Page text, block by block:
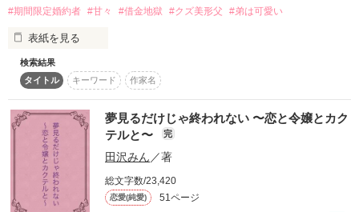
そんな時
偶然立ち寄ったBARで出会ったのは
とんでもない人だった
#期間限定婚約者 #甘々 #借金地獄 #クズ美形父 #弟は可愛い
表紙を見る
―――申し訳ありません。実は期限付きのお飾り婚約者なんで
す。―――
とある事情で王妃より依頼され多額の借金の返済や幼い弟の爵
位を守るために、王太子ギャレットの婚約者を一時的に演じる
ことになった貧乏侯爵令嬢ローレン。
最初はどうせ金目当てだろうと険悪な対応をしていたギャレッ
トだったが、偶然泣いているところを目撃しローレンを気にな
り惹かれるように。
だが、ギャレットの本来の婚約者となるはずの令嬢や、成功報
検索結果
タイトル
キーワード 作家名
夢見るだけじゃ終われない 〜恋と令嬢とカク
テルと〜
完
田沢みん／著
総文字数/23,420
恋愛(純愛) 51ページ